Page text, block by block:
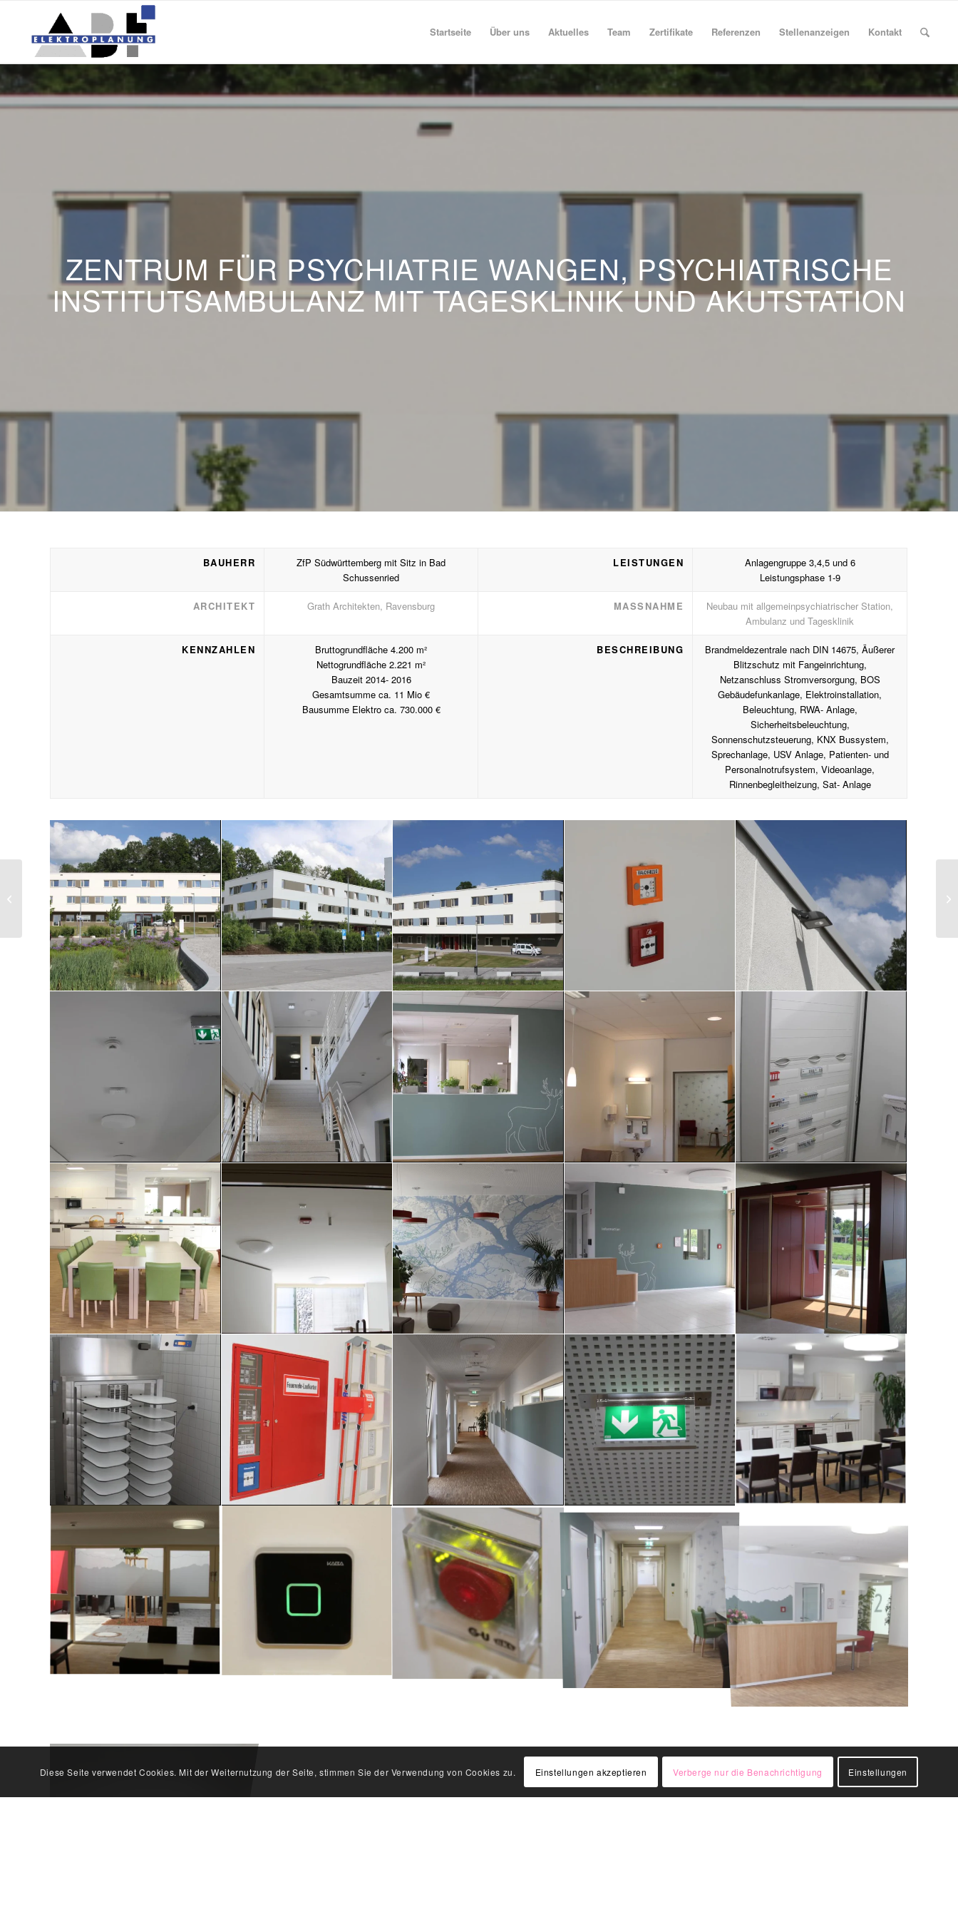
Startseite Über uns Aktuelles Team Zertifikate Referenzen Stellenanzeigen Kontakt
ZENTRUM FÜR PSYCHIATRIE WANGEN, PSYCHIATRISCHE
INSTITUTSAMBULANZ MIT TAGESKLINIK UND AKUTSTATION
BAUHERR
ZfP Südwürttemberg mit Sitz in Bad
Schussenried
LEISTUNGEN
Anlagengruppe 3,4,5 und 6
Leistungsphase 1-9
ARCHITEKT Grath Architekten, Ravensburg MASSNAHME
Neubau mit allgemeinpsychiatrischer Station,
Ambulanz und Tagesklinik
KENNZAHLEN
Bruttogrundfläche 4.200 m²
Nettogrundfläche 2.221 m²
Bauzeit 2014- 2016
Gesamtsumme ca. 11 Mio €
Bausumme Elektro ca. 730.000 €
BESCHREIBUNG
Brandmeldezentrale nach DIN 14675, Äußerer
Blitzschutz mit Fangeinrichtung,
Netzanschluss Stromversorgung, BOS
Gebäudefunkanlage, Elektroinstallation,
Beleuchtung, RWA- Anlage,
Sicherheitsbeleuchtung,
Sonnenschutzsteuerung, KNX Bussystem,
Sprechanlage, USV Anlage, Patienten- und
Personalnotrufsystem, Videoanlage,
Rinnenbegleitheizung, Sat- Anlage
Psychosomatische
Klinik Buching – Umbau
Schwimmbad
Diese Seite verwendet Cookies. Mit der Weiternutzung der Seite, stimmen Sie der Verwendung von Cookies zu. Einstellungen akzeptieren Verberge nur die Benachrichtigung Einstellungen